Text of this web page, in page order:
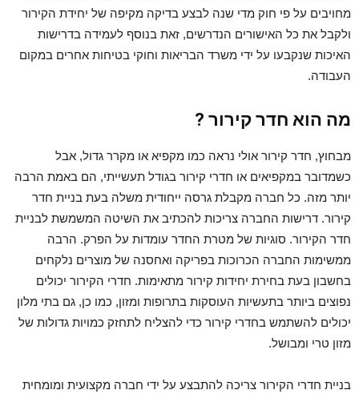
מחויבים על פי חוק מדי שנה לבצע בדיקה מקיפה של יחידת הקירור
ולקבל את כל האישורים הנדרשים, זאת בנוסף לעמידה בדרישות
האיכות שנקבעו על ידי משרד הבריאות וחוקי בטיחות אחרים במקום
העבודה.
מה הוא חדר קירור ?
מבחוץ, חדר קירור אולי נראה כמו מקפיא או מקרר גדול, אבל
כשמדובר במקפיאים או חדרי קירור בגודל תעשייתי, הם באמת הרבה
יותר מזה. כל חברה מקבלת גרסה ייחודית משלה בעת בניית חדר
קירור. דרישות החברה צריכות להכתיב את השיטה המשמשת לבניית
חדר הקירור. סוגיות של מטרת החדר עומדות על הפרק. הרבה
ממשימות החברה הכרוכות בפריקה ואחסנה של מוצרים נלקחים
בחשבון בעת בחירת יחידות קירור מתאימות. חדרי הקירור יכולים
נפוצים ביותר בתעשיות העוסקות בתרופות ומזון, כמו כן, גם בתי מלון
יכולים להשתמש בחדרי קירור כדי להצליח לתחזק כמויות גדולות של
מזון טרי ומבושל.
בניית חדרי הקירור צריכה להתבצע על ידי חברה מקצועית ומומחית